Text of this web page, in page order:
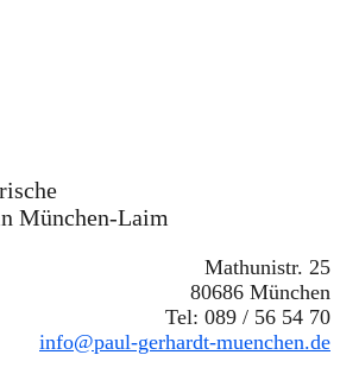
München-Laim
Mathunistr. 25
80686 München
Tel: 089 / 56 54 70
info@paul-gerhardt-muenchen.de